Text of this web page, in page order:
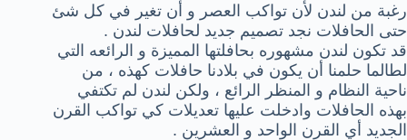
رغبة من لندن لأن تواكب العصر و أن تغير في كل شئ
حتى الحافلات نجد تصميم جديد لحافلات لندن .
قد تكون لندن مشهوره بحافلتها المميزة و الرائعه التي
لطالما حلمنا أن يكون في بلادنا حافلات كهذه ، من
ناحية النظام و المنظر الرائع ، ولكن لندن لم تكتفي
بهذه الحافلات وادخلت عليها تعديلات كي تواكب القرن
الجديد أي القرن الواحد و العشرين .